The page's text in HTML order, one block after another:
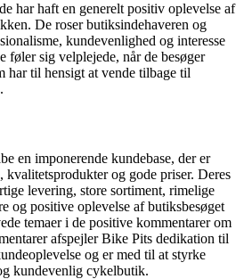
har haft en generelt positiv oplevelse af
De roser butiksindehaveren og
kundevenlighed og interesse
føler sig velplejede, når de besøger
har til hensigt at vende tilbage til
en imponerende kundebase, der er
kvalitetsprodukter og gode priser. Deres
levering, store sortiment, rimelige
og positive oplevelse af butiksbesøget
temaer i de positive kommentarer om
afspejler Bike Pits dedikation til
og er med til at styrke
kundevenlig cykelbutik.